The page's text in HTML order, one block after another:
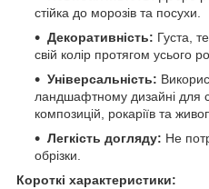
стійка до морозів та посухи.
Декоративність: Густа,
свій колір протягом усього
Універсальність:
ландшафтному дизайні для
композицій, рокаріїв та
Легкість догляду: Не
обрізки.
Короткі характеристики: